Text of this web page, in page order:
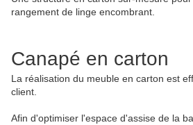
rangement de linge encombrant.
Canapé en carton
La réalisation du meuble en carton est
client.
Afin d'optimiser l'espace d'assise de la